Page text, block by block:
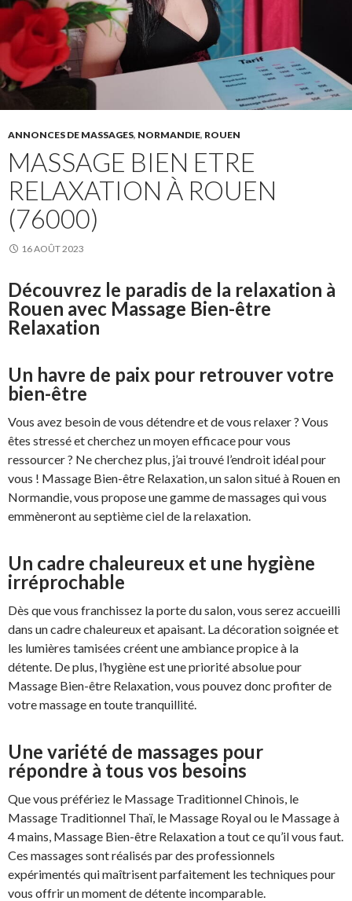
ANNONCES DE MASSAGES, NORMANDIE, ROUEN
MASSAGE BIEN ETRE
RELAXATION À ROUEN
(76000)
16 AOÛT 2023
Découvrez le paradis de la relaxation à
Rouen avec Massage Bien-être
Relaxation
Un havre de paix pour retrouver votre
bien-être
Vous avez besoin de vous détendre et de vous relaxer ? Vous
êtes stressé et cherchez un moyen efficace pour vous
ressourcer ? Ne cherchez plus, j’ai trouvé l’endroit idéal pour
vous ! Massage Bien-être Relaxation, un salon situé à Rouen en
Normandie, vous propose une gamme de massages qui vous
emmèneront au septième ciel de la relaxation.
Un cadre chaleureux et une hygiène
irréprochable
Dès que vous franchissez la porte du salon, vous serez accueilli
dans un cadre chaleureux et apaisant. La décoration soignée et
les lumières tamisées créent une ambiance propice à la
détente. De plus, l’hygiène est une priorité absolue pour
Massage Bien-être Relaxation, vous pouvez donc profiter de
votre massage en toute tranquillité.
Une variété de massages pour
répondre à tous vos besoins
Que vous préfériez le Massage Traditionnel Chinois, le
Massage Traditionnel Thaï, le Massage Royal ou le Massage à
4 mains, Massage Bien-être Relaxation a tout ce qu’il vous faut.
Ces massages sont réalisés par des professionnels
expérimentés qui maîtrisent parfaitement les techniques pour
vous offrir un moment de détente incomparable.